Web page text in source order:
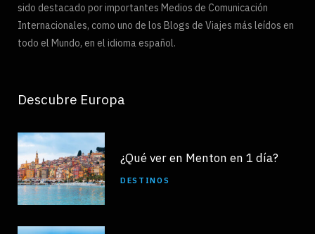
sido destacado por importantes Medios de Comunicación
Internacionales, como uno de los Blogs de Viajes más leídos en
todo el Mundo, en el idioma español.
Descubre Europa
¿Qué ver en Menton en 1 día?
DESTINOS